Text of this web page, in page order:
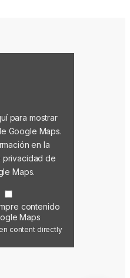
para mostrar
Google Maps.
en la
privacidad de
Maps.
contenido
Maps
content directly